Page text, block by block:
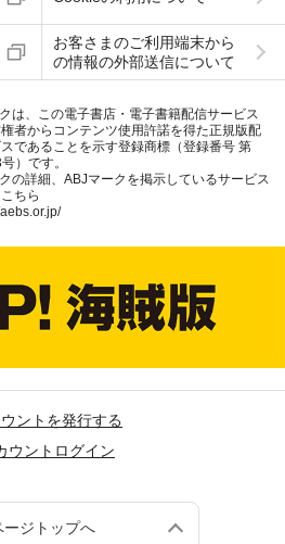
お客さまのご利用端末から
の情報の外部送信について
は、この電子書店・電子書籍配信サービス
者からコンテンツ使用許諾を得た正規版配
であることを示す登録商標（登録番号 第
）です。
の詳細、ABJマークを掲示しているサービス
ちら
ントを発行する
ウントログイン
ージトップへ